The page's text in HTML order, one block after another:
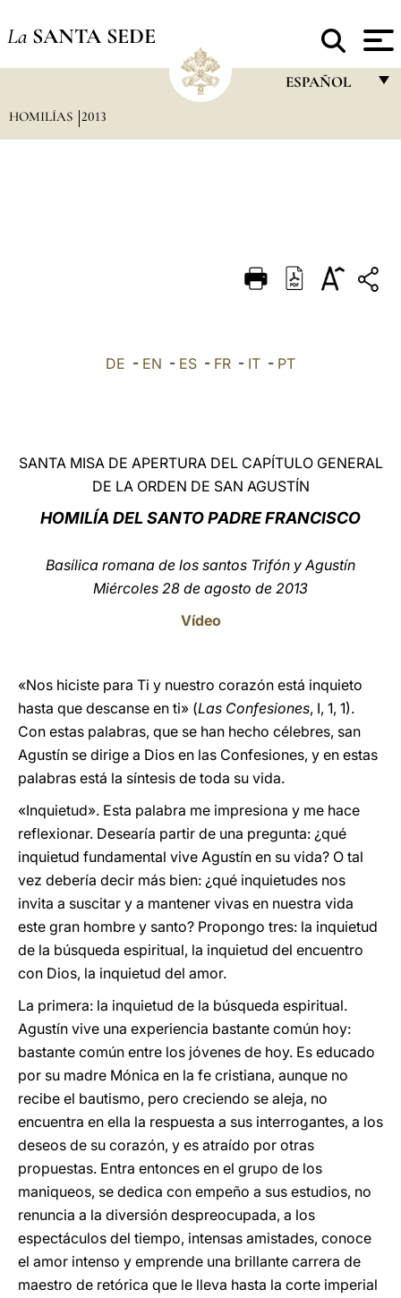
La SANTA SEDE
ESPAÑOL
DEUTSCH
العربيّة
HOMILÍAS 2013
DE - EN - ES - FR - IT - PT
SANTA MISA DE APERTURA DEL CAPÍTULO GENERAL
DE LA ORDEN DE SAN AGUSTÍN
HOMILÍA DEL SANTO PADRE FRANCISCO
Basílica romana de los santos Trifón y Agustín
Miércoles 28 de agosto de 2013
Vídeo
«Nos hiciste para Ti y nuestro corazón está inquieto
hasta que descanse en ti» (Las Confesiones, I, 1, 1).
Con estas palabras, que se han hecho célebres, san
Agustín se dirige a Dios en las Confesiones, y en estas
palabras está la síntesis de toda su vida.
«Inquietud». Esta palabra me impresiona y me hace
reflexionar. Desearía partir de una pregunta: ¿qué
inquietud fundamental vive Agustín en su vida? O tal
vez debería decir más bien: ¿qué inquietudes nos
invita a suscitar y a mantener vivas en nuestra vida
este gran hombre y santo? Propongo tres: la inquietud
de la búsqueda espiritual, la inquietud del encuentro
con Dios, la inquietud del amor.
La primera: la inquietud de la búsqueda espiritual.
Agustín vive una experiencia bastante común hoy:
bastante común entre los jóvenes de hoy. Es educado
por su madre Mónica en la fe cristiana, aunque no
recibe el bautismo, pero creciendo se aleja, no
encuentra en ella la respuesta a sus interrogantes, a los
deseos de su corazón, y es atraído por otras
propuestas. Entra entonces en el grupo de los
maniqueos, se dedica con empeño a sus estudios, no
renuncia a la diversión despreocupada, a los
espectáculos del tiempo, intensas amistades, conoce
el amor intenso y emprende una brillante carrera de
maestro de retórica que le lleva hasta la corte imperial